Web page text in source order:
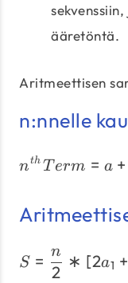
ääretöntä.
Aritmeettisen
n:nnelle
nth T erm = a +
S =
2
n ∗ [2a1 +